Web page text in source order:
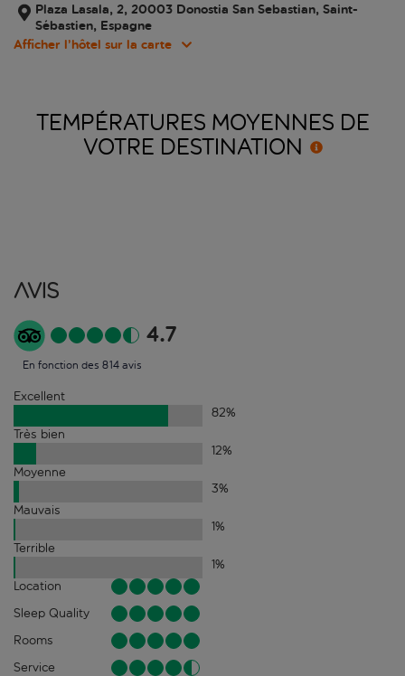
Plaza Lasala, 2, 20003 Donostia San Sebastian, Saint-
Sébastien, Espagne
Afficher l’hôtel sur la carte
TEMPÉRATURES MOYENNES DE
VOTRE DESTINATION
Avis
4.7
En fonction des 814 avis
Excellent
82%
Très bien
12%
Moyenne
3%
Mauvais
1%
Terrible
1%
Location
Sleep Quality
Rooms
Service